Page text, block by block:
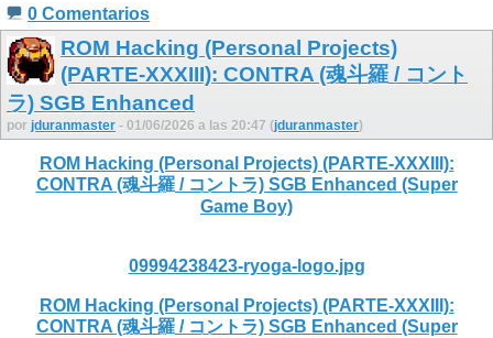
0 Comentarios
ROM Hacking (Personal Projects)
(PARTE-XXXIII): CONTRA (魂斗羅 / コント
ラ) SGB Enhanced
por jduranmaster - 01/06/2026 a las 20:47 (jduranmaster)
ROM Hacking (Personal Projects) (PARTE-XXXIII):
CONTRA (魂斗羅 / コントラ) SGB Enhanced (Super
Game Boy)
09994238423-ryoga-logo.jpg
ROM Hacking (Personal Projects) (PARTE-XXXIII):
CONTRA (魂斗羅 / コントラ) SGB Enhanced (Super